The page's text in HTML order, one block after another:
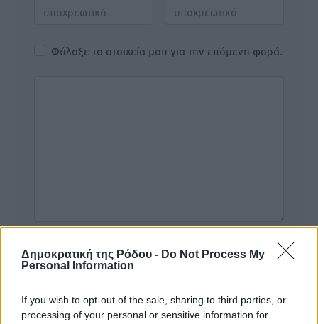
Δημοκρατική της Ρόδου - Do Not Process My
Personal Information
If you wish to opt-out of the sale, sharing to third parties, or
processing of your personal or sensitive information for
Φύλαξε τα στοιχεία μου για την επόμενη φορά.
Υπενθύμιση: